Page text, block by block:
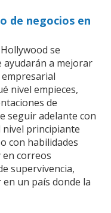
de negocios en
se
ayudarán a mejorar
nivel empieces,
de
seguir adelante con
nivel principiante
con habilidades
en correos
supervivencia,
un país donde la